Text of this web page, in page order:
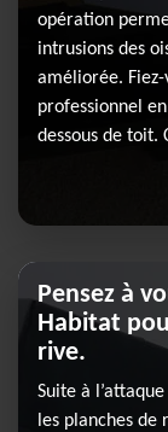
opération
intrusions des
améliorée.
professionnel
dessous de toit.
Pensez à
Habitat
rive.
Suite à
les planches